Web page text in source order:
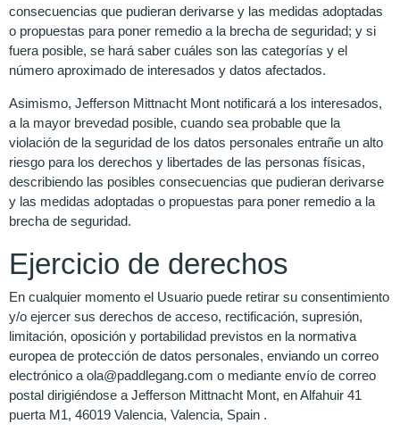
consecuencias que pudieran derivarse y las medidas adoptadas
o propuestas para poner remedio a la brecha de seguridad; y si
fuera posible, se hará saber cuáles son las categorías y el
número aproximado de interesados y datos afectados.
Asimismo, Jefferson Mittnacht Mont notificará a los interesados,
a la mayor brevedad posible, cuando sea probable que la
violación de la seguridad de los datos personales entrañe un alto
riesgo para los derechos y libertades de las personas físicas,
describiendo las posibles consecuencias que pudieran derivarse
y las medidas adoptadas o propuestas para poner remedio a la
brecha de seguridad.
Ejercicio de derechos
En cualquier momento el Usuario puede retirar su consentimiento
y/o ejercer sus derechos de acceso, rectificación, supresión,
limitación, oposición y portabilidad previstos en la normativa
europea de protección de datos personales, enviando un correo
electrónico a ola@paddlegang.com o mediante envío de correo
postal dirigiéndose a Jefferson Mittnacht Mont, en Alfahuir 41
puerta M1, 46019 Valencia, Valencia, Spain .